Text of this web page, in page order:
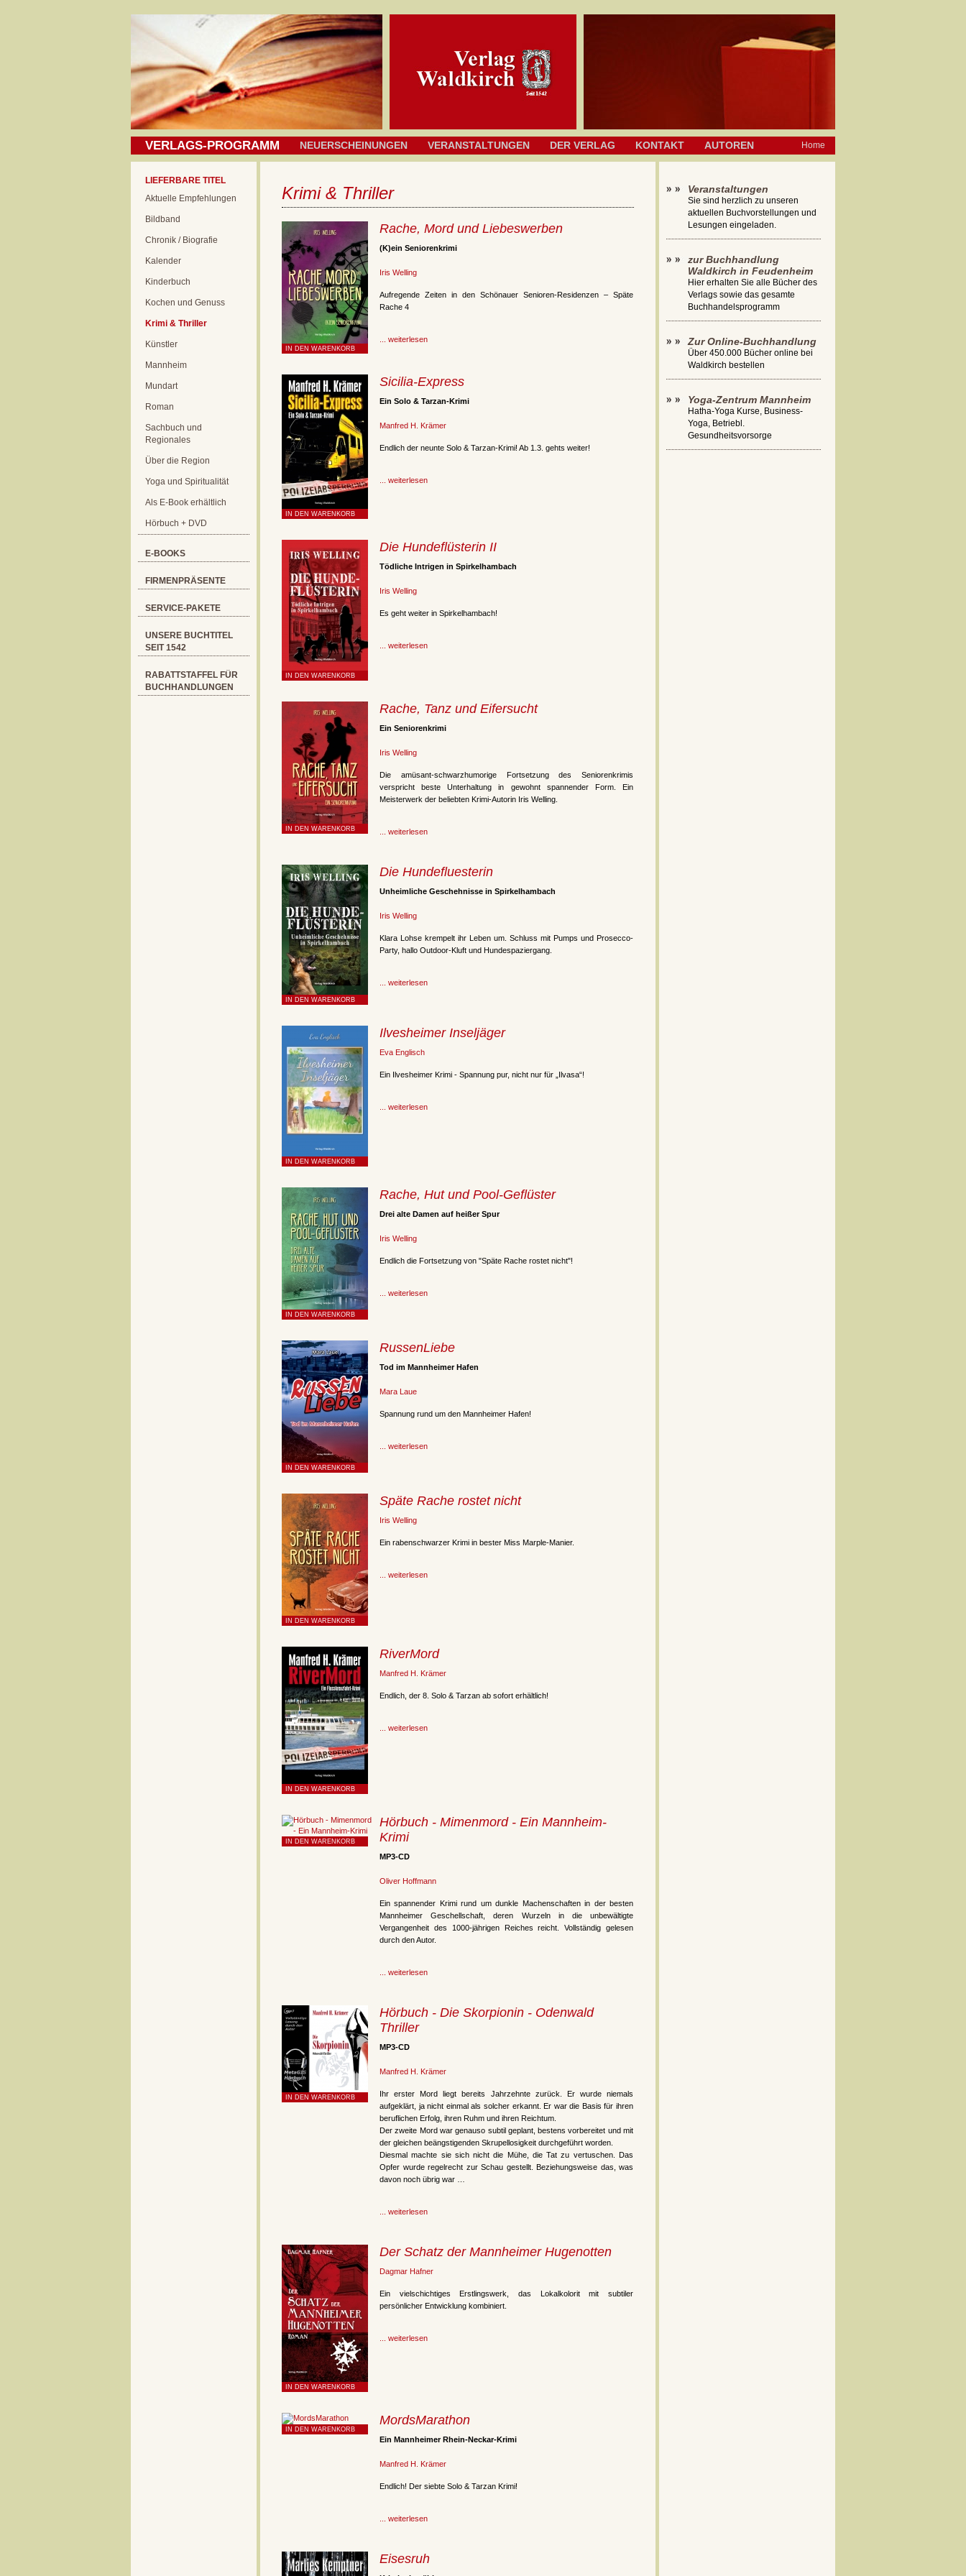
VERLAGS-PROGRAMM NEUERSCHEINUNGEN VERANSTALTUNGEN DER VERLAG KONTAKT AUTOREN Home
LIEFERBARE TITEL
Aktuelle Empfehlungen
Bildband
Chronik / Biografie
Kalender
Kinderbuch
Kochen und Genuss
Krimi & Thriller
Künstler
Mannheim
Mundart
Roman
Sachbuch und
Regionales
Über die Region
Yoga und Spiritualität
Als E-Book erhältlich
Hörbuch + DVD
E-BOOKS
FIRMENPRÄSENTE
SERVICE-PAKETE
UNSERE BUCHTITEL
SEIT 1542
RABATTSTAFFEL FÜR
BUCHHANDLUNGEN
Krimi & Thriller
Rache, Mord und Liebeswerben
(K)ein Seniorenkrimi
Iris Welling
Aufregende Zeiten in den Schönauer Senioren-Residenzen – Späte
Rache 4
... weiterlesen
Sicilia-Express
Ein Solo & Tarzan-Krimi
Manfred H. Krämer
Endlich der neunte Solo & Tarzan-Krimi! Ab 1.3. gehts weiter!
... weiterlesen
Die Hundeflüsterin II
Tödliche Intrigen in Spirkelhambach
Iris Welling
Es geht weiter in Spirkelhambach!
... weiterlesen
Rache, Tanz und Eifersucht
Ein Seniorenkrimi
Iris Welling
Die amüsant-schwarzhumorige Fortsetzung des Seniorenkrimis
verspricht beste Unterhaltung in gewohnt spannender Form. Ein
Meisterwerk der beliebten Krimi-Autorin Iris Welling.
... weiterlesen
Die Hundefluesterin
Unheimliche Geschehnisse in Spirkelhambach
Iris Welling
Klara Lohse krempelt ihr Leben um. Schluss mit Pumps und Prosecco-
Party, hallo Outdoor-Kluft und Hundespaziergang.
... weiterlesen
Ilvesheimer Inseljäger
Eva Englisch
Ein Ilvesheimer Krimi - Spannung pur, nicht nur für „Ilvasa“!
... weiterlesen
Rache, Hut und Pool-Geflüster
Drei alte Damen auf heißer Spur
Iris Welling
Endlich die Fortsetzung von "Späte Rache rostet nicht"!
... weiterlesen
RussenLiebe
Tod im Mannheimer Hafen
Mara Laue
Spannung rund um den Mannheimer Hafen!
... weiterlesen
Späte Rache rostet nicht
Iris Welling
Ein rabenschwarzer Krimi in bester Miss Marple-Manier.
... weiterlesen
RiverMord
Manfred H. Krämer
Endlich, der 8. Solo & Tarzan ab sofort erhältlich!
... weiterlesen
Hörbuch - Mimenmord - Ein Mannheim-
Krimi
MP3-CD
Oliver Hoffmann
Ein spannender Krimi rund um dunkle Machenschaften in der besten
Mannheimer Geschellschaft, deren Wurzeln in die unbewältigte
Vergangenheit des 1000-jährigen Reiches reicht. Vollständig gelesen
durch den Autor.
... weiterlesen
Hörbuch - Die Skorpionin - Odenwald
Thriller
MP3-CD
Manfred H. Krämer
Ihr erster Mord liegt bereits Jahrzehnte zurück. Er wurde niemals
aufgeklärt, ja nicht einmal als solcher erkannt. Er war die Basis für ihren
beruflichen Erfolg, ihren Ruhm und ihren Reichtum.
Der zweite Mord war genauso subtil geplant, bestens vorbereitet und mit
der gleichen beängstigenden Skrupellosigkeit durchgeführt worden.
Diesmal machte sie sich nicht die Mühe, die Tat zu vertuschen. Das
Opfer wurde regelrecht zur Schau gestellt. Beziehungsweise das, was
davon noch übrig war …
... weiterlesen
Der Schatz der Mannheimer Hugenotten
Dagmar Hafner
Ein vielschichtiges Erstlingswerk, das Lokalkolorit mit subtiler
persönlicher Entwicklung kombiniert.
... weiterlesen
MordsMarathon
Ein Mannheimer Rhein-Neckar-Krimi
Manfred H. Krämer
Endlich! Der siebte Solo & Tarzan Krimi!
... weiterlesen
Eisesruh
Veranstaltungen
Sie sind herzlich zu unseren
aktuellen Buchvorstellungen und
Lesungen eingeladen.
zur Buchhandlung
Waldkirch in Feudenheim
Hier erhalten Sie alle Bücher des
Verlags sowie das gesamte
Buchhandelsprogramm
Zur Online-Buchhandlung
Über 450.000 Bücher online bei
Waldkirch bestellen
Yoga-Zentrum Mannheim
Hatha-Yoga Kurse, Business-
Yoga, Betriebl.
Gesundheitsvorsorge